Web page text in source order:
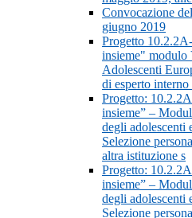
Convocazione
giugno 2019
Progetto
insieme" modulo
Adolescenti
di esperto
Progetto:
insieme” –
degli adolescenti
Selezione
altra istituzione s
Progetto:
insieme” –
degli adolescenti
Selezione